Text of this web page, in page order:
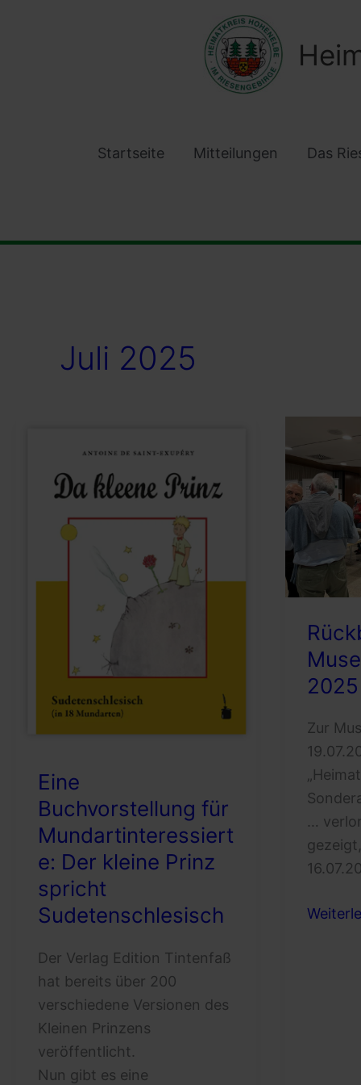
Startseite Mitteilungen Das
Juli 2025
Eine
Buchvorstellung für
Mundartinteressiert
e: Der kleine Prinz
spricht
Sudetenschlesisch
Der Verlag Edition Tintenfaß
hat bereits über 200
verschiedene Versionen des
Kleinen Prinzens
veröffentlicht.
Nun gibt es eine
2025
Zur
…